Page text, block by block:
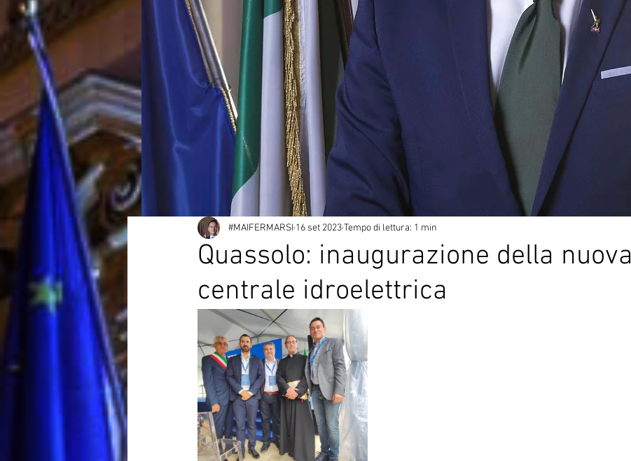
Quassolo: inaugurazione della nuova
centrale idroelettrica
#MAIFERMARSI 16 set 2023Tempo di lettura: 1 min